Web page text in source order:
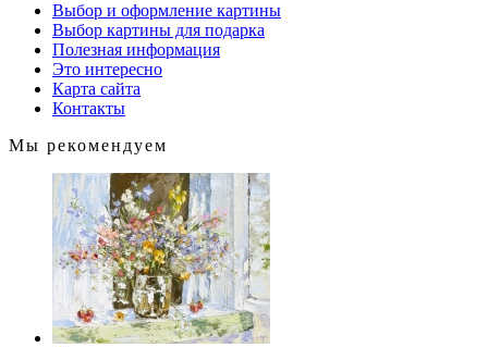
Выбор и оформление картины
Выбор картины для подарка
Полезная информация
Это интересно
Карта сайта
Контакты
Мы рекомендуем